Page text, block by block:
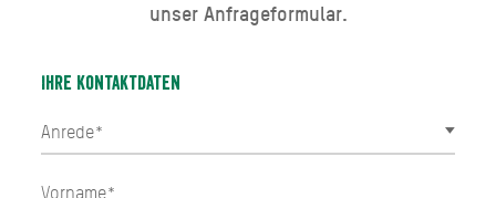
unser Anfrageformular.
Ihre Kontaktdaten